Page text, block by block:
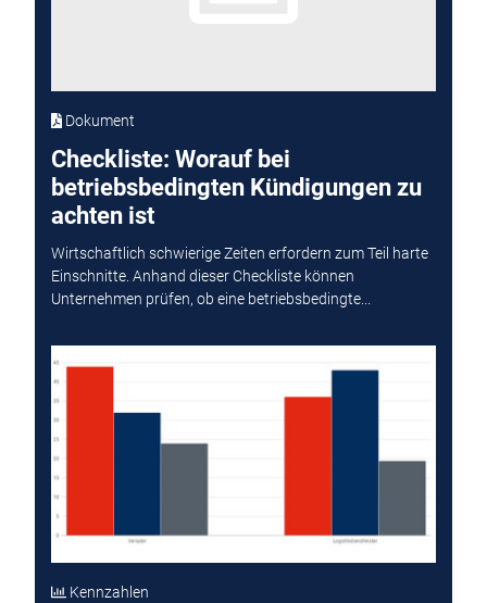
Dokument
Checkliste: Worauf bei
betriebsbedingten Kündigungen zu
achten ist
Wirtschaftlich schwierige Zeiten erfordern zum Teil harte
Einschnitte. Anhand dieser Checkliste können
Unternehmen prüfen, ob eine betriebsbedingte...
Kennzahlen